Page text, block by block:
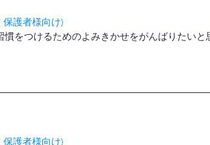
保護者様向け)
をつけるためのよみきかせをがんばりたいと
保護者様向け)